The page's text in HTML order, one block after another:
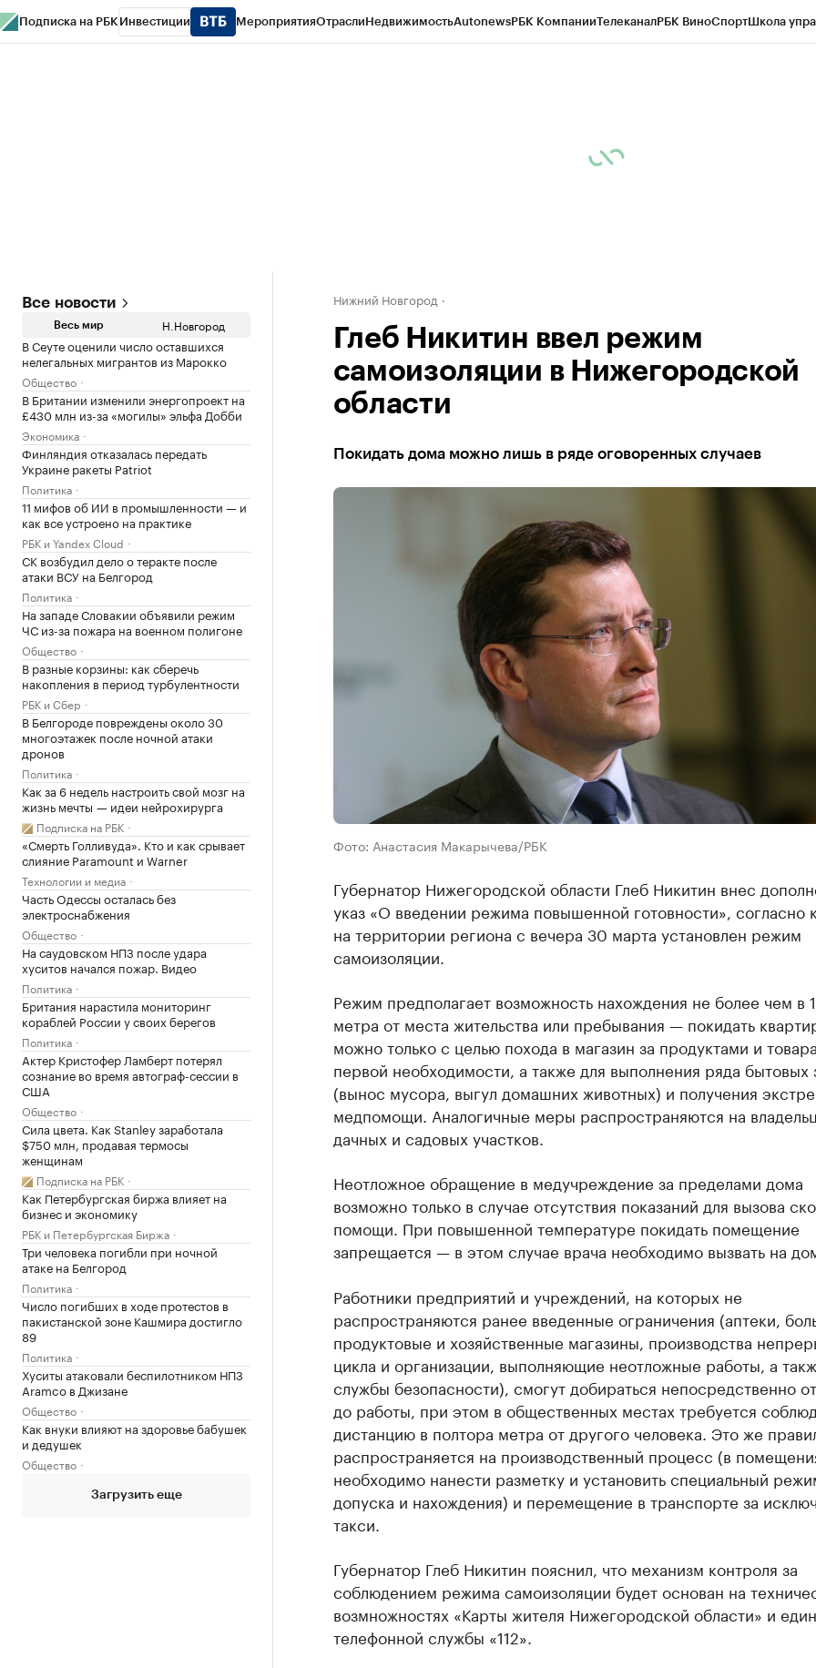
Подписка на РБК Инвестиции МероприятияОтраслиНедвижимостьAutonewsРБК КомпанииТелеканалРБК ВиноСпортШкола
Все новости
Весь мир Н.Новгород
В Сеуте оценили число оставшихся
нелегальных мигрантов из Марокко
Общество
В Британии изменили энергопроект на
£430 млн из-за «могилы» эльфа Добби
Экономика
Финляндия отказалась передать
Украине ракеты Patriot
Политика
11 мифов об ИИ в промышленности — и
как все устроено на практике
РБК и Yandex Cloud
СК возбудил дело о теракте после
атаки ВСУ на Белгород
Политика
На западе Словакии объявили режим
ЧС из-за пожара на военном полигоне
Общество
В разные корзины: как сберечь
накопления в период турбулентности
РБК и Сбер
В Белгороде повреждены около 30
многоэтажек после ночной атаки
дронов
Политика
Как за 6 недель настроить свой мозг на
жизнь мечты — идеи нейрохирурга
Подписка на РБК
«Смерть Голливуда». Кто и как срывает
слияние Paramount и Warner
Технологии и медиа
Часть Одессы осталась без
электроснабжения
Общество
На саудовском НПЗ после удара
хуситов начался пожар. Видео
Политика
Британия нарастила мониторинг
кораблей России у своих берегов
Политика
Актер Кристофер Ламберт потерял
сознание во время автограф-сессии в
США
Общество
Сила цвета. Как Stanley заработала
$750 млн, продавая термосы
женщинам
Подписка на РБК
Как Петербургская биржа влияет на
бизнес и экономику
РБК и Петербургская Биржа
Три человека погибли при ночной
атаке на Белгород
Политика
Число погибших в ходе протестов в
пакистанской зоне Кашмира достигло
89
Политика
Хуситы атаковали беспилотником НПЗ
Aramco в Джизане
Общество
Как внуки влияют на здоровье бабушек
и дедушек
Общество
Загрузить еще
Нижний Новгород
Глеб Никитин ввел режим
самоизоляции в Нижегородской
области
Покидать дома можно лишь в ряде оговоренных случаев
Фото: Анастасия Макарычева/РБК
Губернатор Нижегородской области Глеб Никитин внес
указ «О введении режима повышенной готовности», согласно
на территории региона с вечера 30 марта установлен режим
самоизоляции.
Режим предполагает возможность нахождения не более чем в
метра от места жительства или пребывания — покидать
можно только с целью похода в магазин за продуктами и
первой необходимости, а также для выполнения ряда бытовых
(вынос мусора, выгул домашних животных) и получения
медпомощи. Аналогичные меры распространяются на
дачных и садовых участков.
Неотложное обращение в медучреждение за пределами дома
возможно только в случае отсутствия показаний для вызова
помощи. При повышенной температуре покидать помещение
запрещается — в этом случае врача необходимо вызвать на
Работники предприятий и учреждений, на которых не
распространяются ранее введенные ограничения (аптеки,
продуктовые и хозяйственные магазины, производства
цикла и организации, выполняющие неотложные работы, а
службы безопасности), смогут добираться непосредственно
до работы, при этом в общественных местах требуется
дистанцию в полтора метра от другого человека. Это же
распространяется на производственный процесс (в
необходимо нанести разметку и установить специальный
допуска и нахождения) и перемещение в транспорте за
такси.
Губернатор Глеб Никитин пояснил, что механизм контроля за
соблюдением режима самоизоляции будет основан на
возмножностях «Карты жителя Нижегородской области» и
телефонной службы «112».